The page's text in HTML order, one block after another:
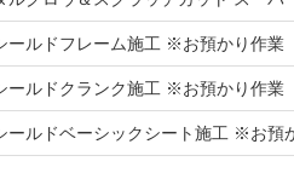
ールドフレーム施工 ※お預かり作業
ールドクランク施工 ※お預かり作業
ールドベーシックシート施工 ※お預